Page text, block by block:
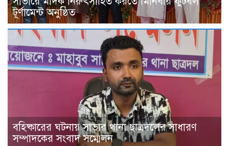
টূর্ণামেন্ট অনুষ্ঠিত
বহিষ্কারের ঘটনায় সাভার থানা ছাত্রদলের সাধারণ
সম্পাদকের সংবাদ সম্মেলন